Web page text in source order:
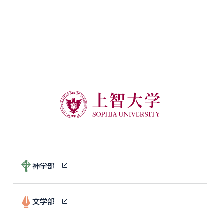
神学部
文学部